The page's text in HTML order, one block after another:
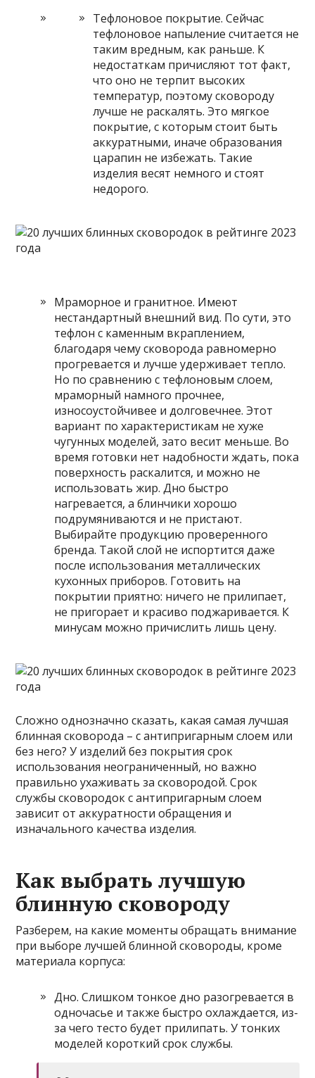
Тефлоновое покрытие. Сейчас
тефлоновое напыление считается не
таким вредным, как раньше. К
недостаткам причисляют тот факт,
что оно не терпит высоких
температур, поэтому сковороду
лучше не раскалять. Это мягкое
покрытие, с которым стоит быть
аккуратными, иначе образования
царапин не избежать. Такие
изделия весят немного и стоят
недорого.
Мраморное и гранитное. Имеют
нестандартный внешний вид. По сути, это
тефлон с каменным вкраплением,
благодаря чему сковорода равномерно
прогревается и лучше удерживает тепло.
Но по сравнению с тефлоновым слоем,
мраморный намного прочнее,
износоустойчивее и долговечнее. Этот
вариант по характеристикам не хуже
чугунных моделей, зато весит меньше. Во
время готовки нет надобности ждать, пока
поверхность раскалится, и можно не
использовать жир. Дно быстро
нагревается, а блинчики хорошо
подрумяниваются и не пристают.
Выбирайте продукцию проверенного
бренда. Такой слой не испортится даже
после использования металлических
кухонных приборов. Готовить на
покрытии приятно: ничего не прилипает,
не пригорает и красиво поджаривается. К
минусам можно причислить лишь цену.
Сложно однозначно сказать, какая самая лучшая
блинная сковорода – с антипригарным слоем или
без него? У изделий без покрытия срок
использования неограниченный, но важно
правильно ухаживать за сковородой. Срок
службы сковородок с антипригарным слоем
зависит от аккуратности обращения и
изначального качества изделия.
Как выбрать лучшую
блинную сковороду
Разберем, на какие моменты обращать внимание
при выборе лучшей блинной сковороды, кроме
материала корпуса:
Дно. Слишком тонкое дно разогревается в
одночасье и также быстро охлаждается, из-
за чего тесто будет прилипать. У тонких
моделей короткий срок службы.